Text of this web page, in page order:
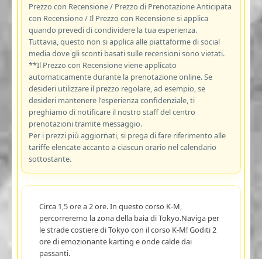
Prezzo con Recensione / Prezzo di Prenotazione Anticipata
con Recensione / Il Prezzo con Recensione si applica
quando prevedi di condividere la tua esperienza.
Tuttavia, questo non si applica alle piattaforme di social
media dove gli sconti basati sulle recensioni sono vietati.
**Il Prezzo con Recensione viene applicato
automaticamente durante la prenotazione online. Se
desideri utilizzare il prezzo regolare, ad esempio, se
desideri mantenere l'esperienza confidenziale, ti
preghiamo di notificare il nostro staff del centro
prenotazioni tramite messaggio.
Per i prezzi più aggiornati, si prega di fare riferimento alle
tariffe elencate accanto a ciascun orario nel calendario
sottostante.
Circa 1,5 ore a 2 ore. In questo corso K-M,
percorreremo la zona della baia di Tokyo.Naviga per
le strade costiere di Tokyo con il corso K-M! Goditi 2
ore di emozionante karting e onde calde dai
passanti.